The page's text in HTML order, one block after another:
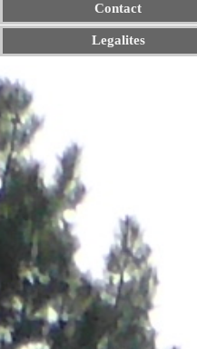
Contact
Legalites